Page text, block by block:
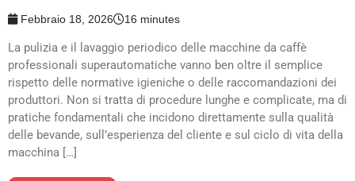
Febbraio 18, 2026 16 minutes
La pulizia e il lavaggio periodico delle macchine da caffè
professionali superautomatiche vanno ben oltre il semplice
rispetto delle normative igieniche o delle raccomandazioni dei
produttori. Non si tratta di procedure lunghe e complicate, ma di
pratiche fondamentali che incidono direttamente sulla qualità
delle bevande, sull’esperienza del cliente e sul ciclo di vita della
macchina […]